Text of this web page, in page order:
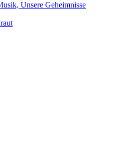
Unsere Geheimnisse